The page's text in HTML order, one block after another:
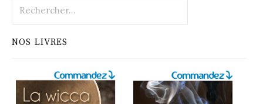
NOS LIVRES